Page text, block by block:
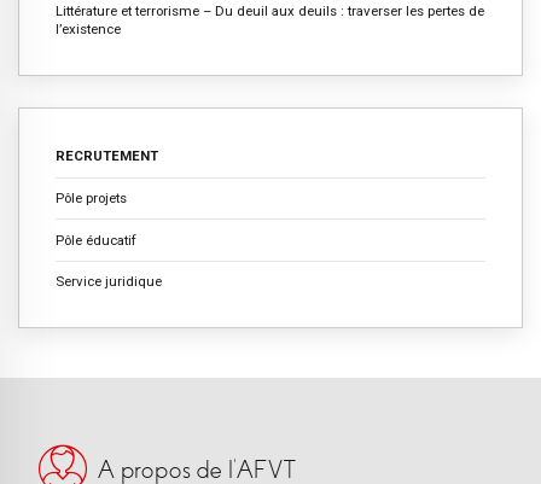
Littérature et terrorisme – Du deuil aux deuils : traverser les pertes de
l’existence
RECRUTEMENT
Pôle projets
Pôle éducatif
Service juridique
A propos de l’AFVT